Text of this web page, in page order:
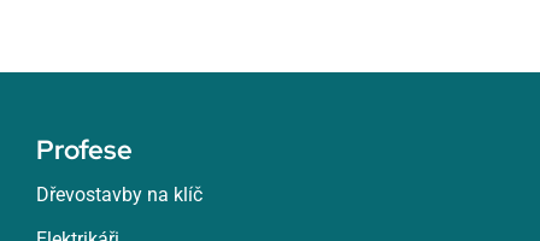
Profese
Dřevostavby na klíč